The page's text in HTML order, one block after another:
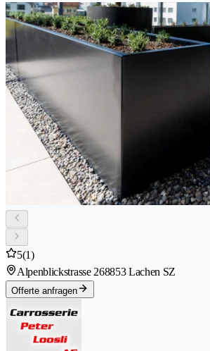
5(1)
Alpenblickstrasse 268853 Lachen SZ
Offerte anfragen